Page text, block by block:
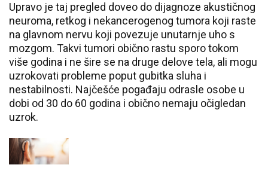
Upravo je taj pregled doveo do dijagnoze akustičnog
neuroma, retkog i nekancerogenog tumora koji raste
na glavnom nervu koji povezuje unutarnje uho s
mozgom. Takvi tumori obično rastu sporo tokom
više godina i ne šire se na druge delove tela, ali mogu
uzrokovati probleme poput gubitka sluha i
nestabilnosti. Najčešće pogađaju odrasle osobe u
dobi od 30 do 60 godina i obično nemaju očigledan
uzrok.